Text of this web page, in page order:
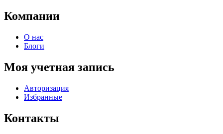
Компании
О нас
Блоги
Моя учетная запись
Авторизация
Избранные
Контакты